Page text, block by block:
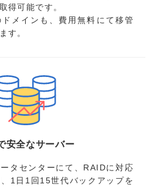
得可能です。
メインも、費用無料にて移管
す。
安全なサーバー
タセンターにて、RAIDに対応
1日1回15世代バックアップを